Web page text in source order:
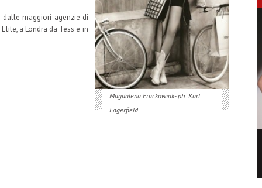
Magdalena Frackowiak- ph: Karl
Lagerfield
dalle maggiori agenzie di
a Londra da Tess e in